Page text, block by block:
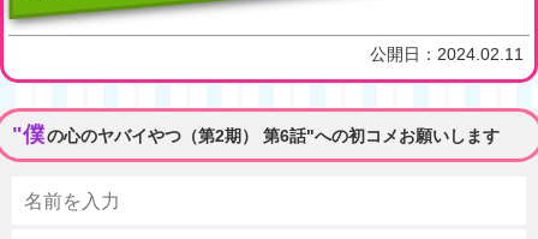
公開日： 2024.02.11
"僕の心のヤバイやつ（第2期） 第6話"への初コメお願いします